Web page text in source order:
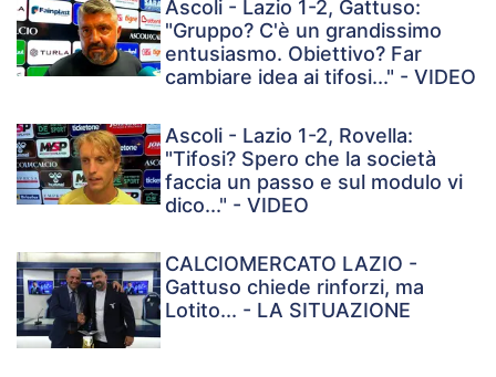
Ascoli - Lazio 1-2, Gattuso:
"Gruppo? C'è un grandissimo
entusiasmo. Obiettivo? Far
cambiare idea ai tifosi..." - VIDEO
Ascoli - Lazio 1-2, Rovella:
"Tifosi? Spero che la società
faccia un passo e sul modulo vi
dico..." - VIDEO
CALCIOMERCATO LAZIO -
Gattuso chiede rinforzi, ma
Lotito... - LA SITUAZIONE